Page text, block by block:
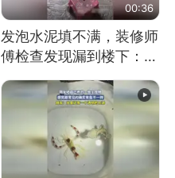
00:36
发泡水泥填不满，装修师
傅检查发现漏到楼下：出
风口未延伸到外墙